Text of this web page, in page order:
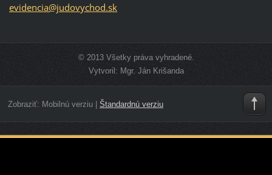
evidencia@judovychod.sk
© 2013 Všetky práva vyhradené.
Vytvoril: Mgr. Ján Krišanda
Zobraziť: Mobilnú verziu| Štandardnú verziu